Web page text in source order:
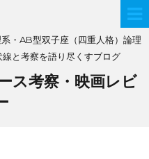
・AB型双子座（四重人格）論理
と考察を語り尽くすブログ
ス考察・映画レビ